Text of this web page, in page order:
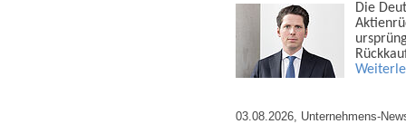
Die
03.08.2026, Unternehmens-